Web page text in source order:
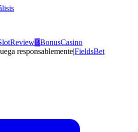
BBonusCasino
responsablemente|FieldsBet